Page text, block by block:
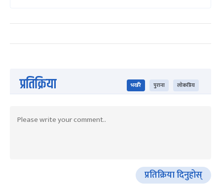
प्रतिक्रिया भर्खरै पुराना लोकप्रिय
प्रतिक्रिया दिनुहोस्